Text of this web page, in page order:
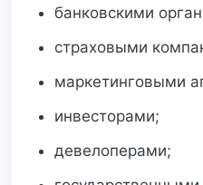
банковскими
страховыми
маркетинговыми
инвесторами;
девелоперами;